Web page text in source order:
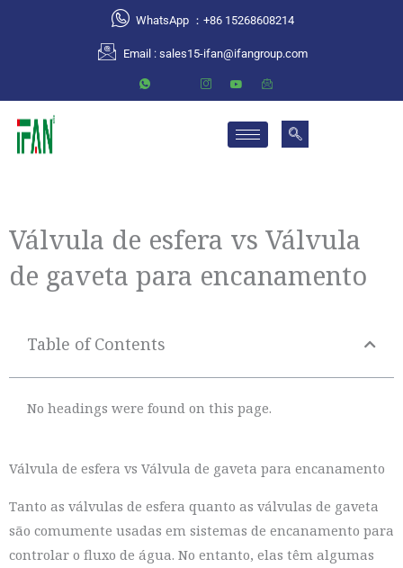
WhatsApp ：+86 15268608214
Email : sales15-ifan@ifangroup.com
Válvula de esfera vs Válvula
de gaveta para encanamento
Table of Contents
No headings were found on this page.
Válvula de esfera vs Válvula de gaveta para encanamento
Tanto as válvulas de esfera quanto as válvulas de gaveta
são comumente usadas em sistemas de encanamento para
controlar o fluxo de água. No entanto, elas têm algumas